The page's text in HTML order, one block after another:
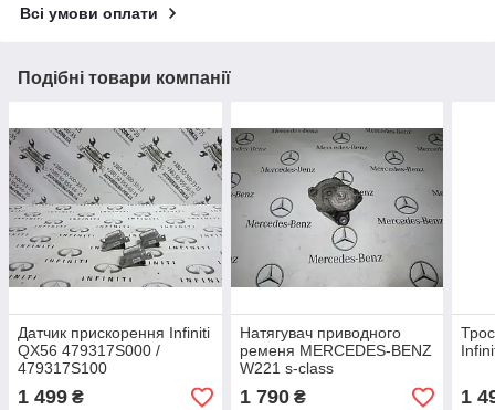
Всі умови оплати
Подібні товари компанії
Датчик прискорення Infiniti
QX56 479317S000 /
479317S100
1 499 ₴
Натягувач приводного
ременя MERCEDES-BENZ
W221 s-class
(A2722000070)
1 790₴ 1